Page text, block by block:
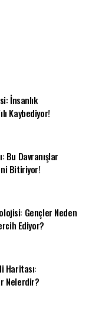
İnsanlık
Kaybediyor!
Bu Davranışlar
Bitiriyor!
Gençler Neden
Ediyor?
Haritası:
Nelerdir?